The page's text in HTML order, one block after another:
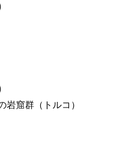
岩窟群（トルコ）